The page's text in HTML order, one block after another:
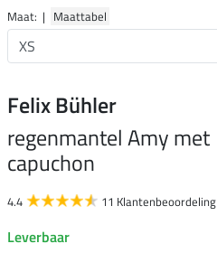
Maat: | Maattabel
Felix Bühler
regenmantel Amy met
capuchon
4.4 11 Klantenbeoordeling
Leverbaar